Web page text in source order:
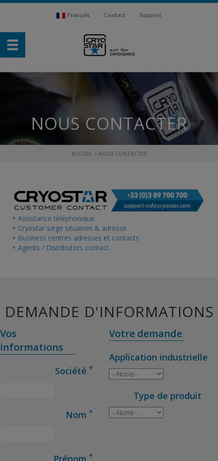
Français Contact Support
NOUS CONTACTER
ACCUEIL » NOUS CONTACTER
+ Assistance téléphonique
+ Cryostar siège situation & adresse
+ Business centres adresses et contacts
+ Agents / Distributors contact
DEMANDE D'INFORMATIONS
Vos
informations
Société *
Nom *
*
Votre demande
Application industrielle
Type de produit